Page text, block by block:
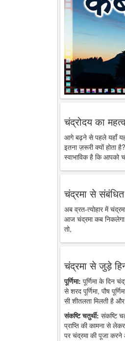
चंद्रोदय का
आगे बढ़ने से पहले यहाँ यह
इतना ज़रूरी क्यों होता
स्वाभाविक है कि आपको
चंद्रमा से
अब व्रत-त्योहार में
आज चंद्रमा कब निकलेगा
तो,
चंद्रमा से जुड़े
पूर्णिमा: पूर्णिमा के दिन
से शरद पूर्णिमा, पौष
सी शीतलता मिलती है
संकष्टि चतुर्थी: संकष्टि
प्राप्ति की कामना से
पर चंद्रमा की पूजा करने